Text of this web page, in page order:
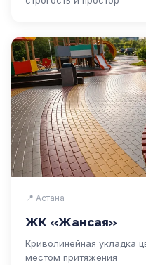
📍 Астана
ЖК «Жансая»
Криволинейная укладка
местом притяжения